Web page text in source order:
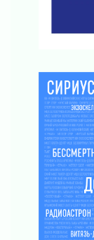
Музеи
Новая
03 августа 2026
Часть
03 августа 2026
За сутки
03 августа 2026
Клюква
просится
03 августа 2026